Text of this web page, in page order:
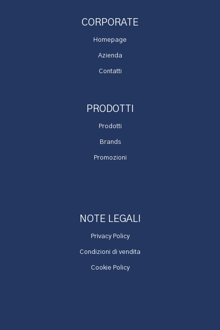
CORPORATE
Homepage
Azienda
Contatti
PRODOTTI
Prodotti
Brands
Promozioni
NOTE LEGALI
Privacy Policy
Condizioni di vendita
Cookie Policy